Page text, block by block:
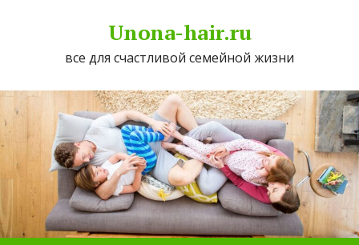
Unona-hair.ru
все для счастливой семейной жизни